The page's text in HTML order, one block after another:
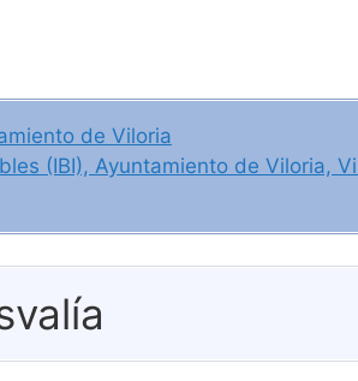
de Viloria
(IBI), Ayuntamiento de Viloria,